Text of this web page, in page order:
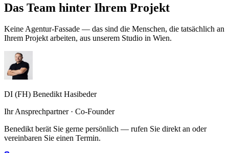
Das Team hinter Ihrem Projekt
Keine Agentur-Fassade — das sind die Menschen, die tatsächlich an
Ihrem Projekt arbeiten, aus unserem Studio in Wien.
DI (FH) Benedikt Hasibeder
Ihr Ansprechpartner · Co-Founder
Benedikt berät Sie gerne persönlich — rufen Sie direkt an oder
vereinbaren Sie einen Termin.